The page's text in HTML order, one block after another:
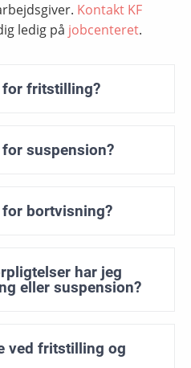
Kontakt KF
ledig på jobcenteret.
for fritstilling?
suspension?
for bortvisning?
har jeg
eller suspension?
ved fritstilling og